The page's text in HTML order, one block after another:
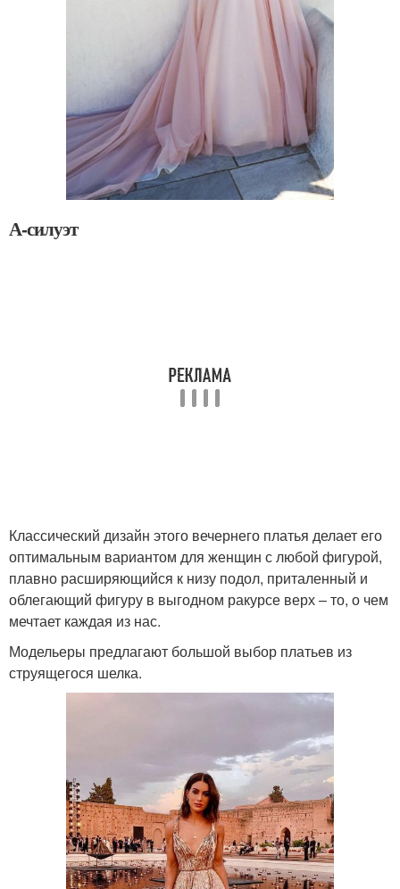
А-силуэт
Классический дизайн этого вечернего платья делает его
оптимальным вариантом для женщин с любой фигурой,
плавно расширяющийся к низу подол, приталенный и
облегающий фигуру в выгодном ракурсе верх – то, о чем
мечтает каждая из нас.
Модельеры предлагают большой выбор платьев из
струящегося шелка.